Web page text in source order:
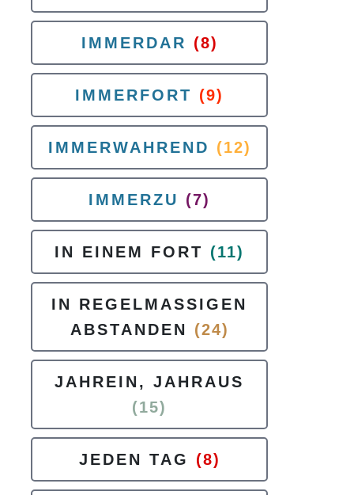
IMMERDAR (8)
IMMERFORT (9)
IMMERWAHREND (12)
IMMERZU (7)
IN EINEM FORT (11)
IN REGELMASSIGEN
ABSTANDEN
(24)
JAHREIN, JAHRAUS
(15)
JEDEN TAG (8)